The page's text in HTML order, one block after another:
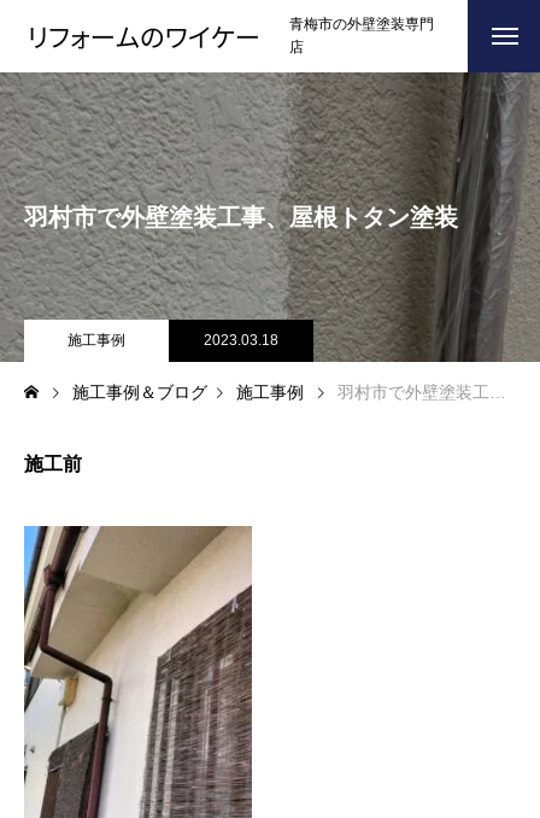
青梅市の外壁塗装専門
店
ホーム HOME
浴槽塗装
３つのこだわり CONCEPT
施工事例 RESULTS
お問い合わせからの流れ FLOW
よくある質問 Q＆A
ブログ
協力下請け業者募集
お問い合わせ
ホーム 浴槽塗装 ３つのこだわり
羽村市で外壁塗装工事、屋根トタン塗装
施工事例 2023.03.18
施工事例＆ブログ 施工事例 羽村市で外壁塗装工事、屋根トタン塗装
施工前